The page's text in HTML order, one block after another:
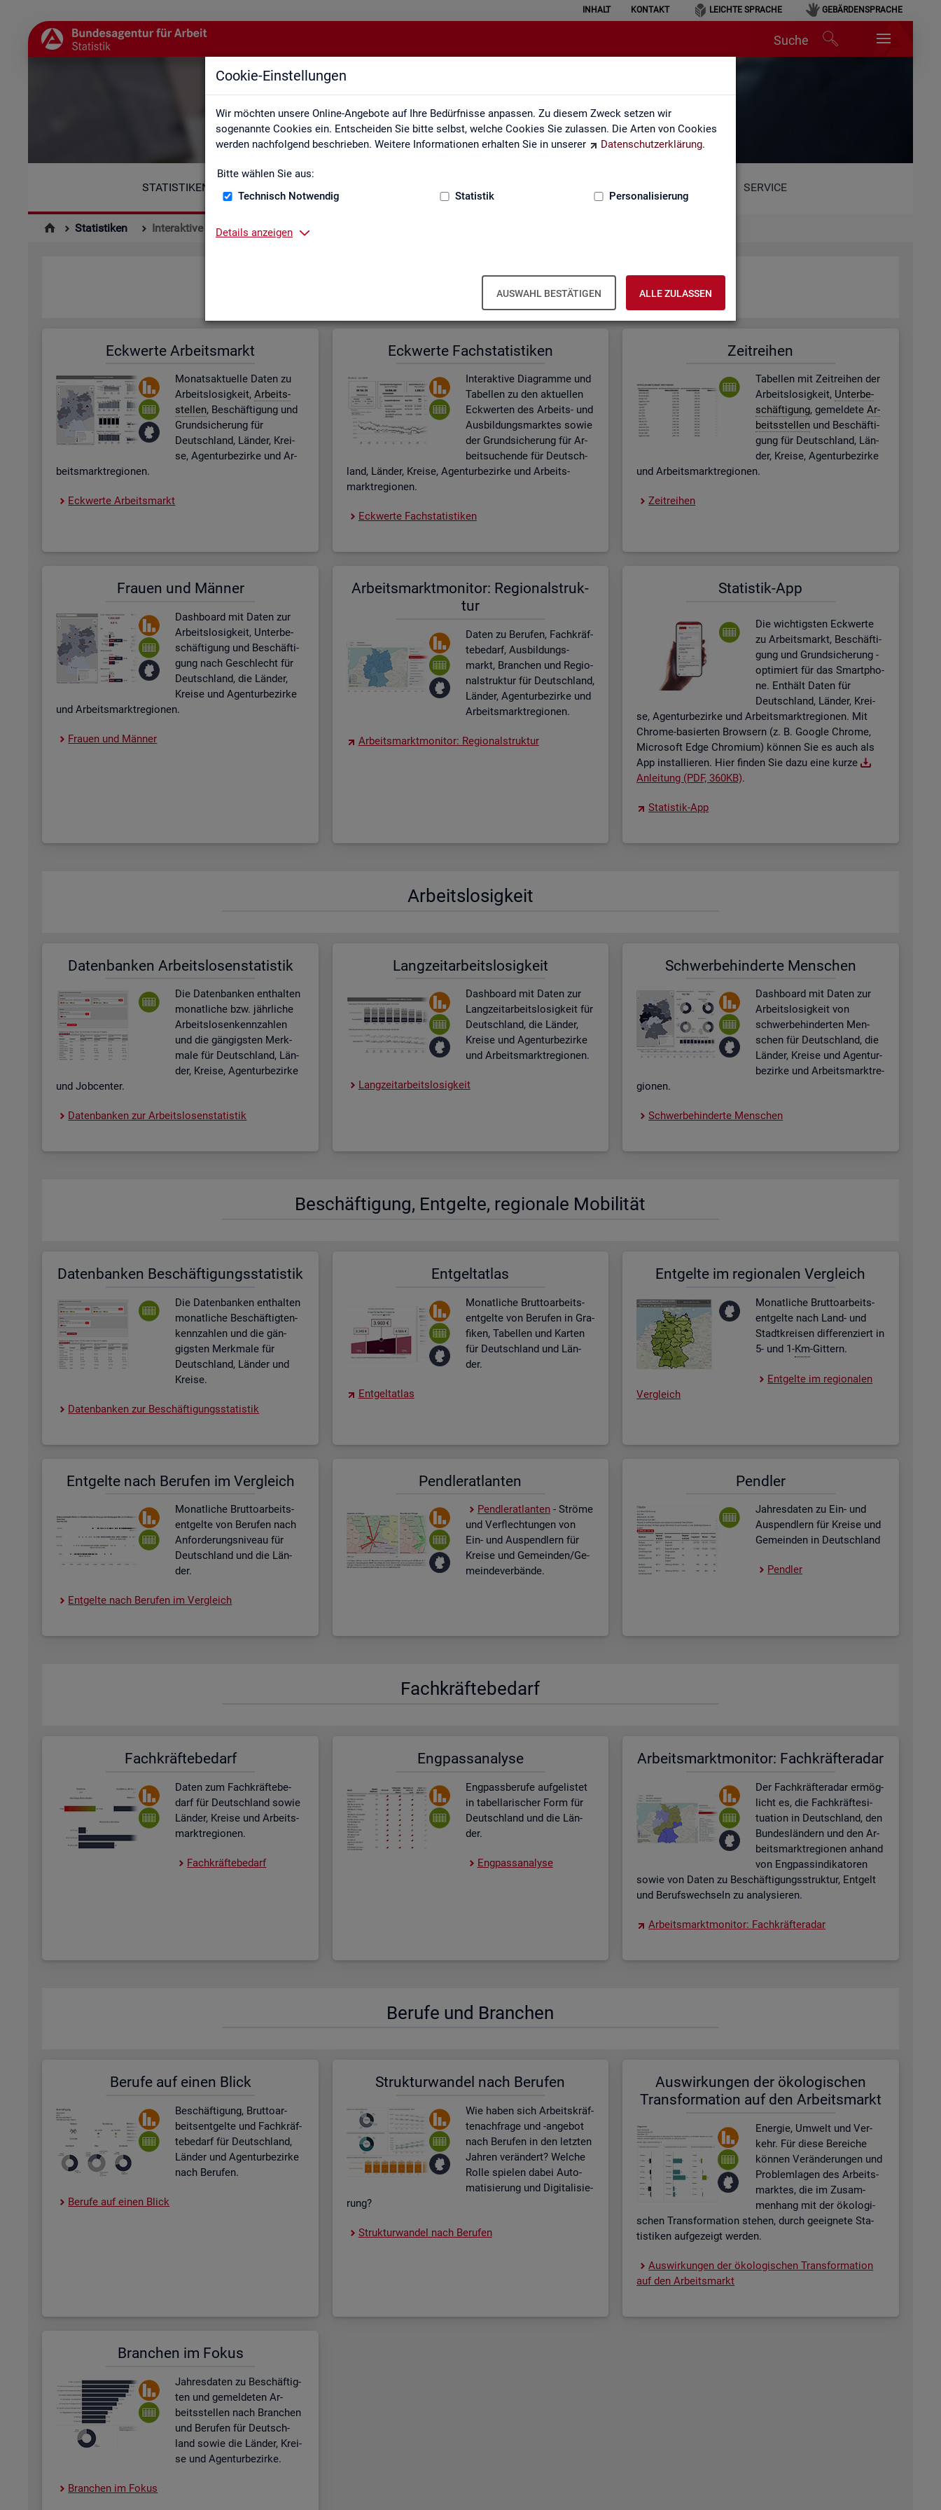
Cookie-Einstellungen
Wir möchten unsere Online-Angebote auf Ihre Bedürfnisse anpassen. Zu diesem Zweck setzen wir
sogenannte Cookies ein. Entscheiden Sie bitte selbst, welche Cookies Sie zulassen. Die Arten von Cookies
werden nachfolgend beschrieben. Weitere Informationen erhalten Sie in unserer
Datenschutzerklärung.
Bitte wählen Sie aus:
Technisch Notwendig
Statistik Personalisierung
Details anzeigen
AUSWAHL BESTÄTIGEN ALLE ZULASSEN
INHALT KONTAKT LEICHTE SPRACHE GEBÄRDENSPRACHE
Suche
Interaktive Statistiken
STATISTIKEN SERVICE
Statistiken Interaktive Statistiken
Ar­beits­markt im Über­blick
Eck­wer­te Ar­beits­markt
Mo­nats­ak­tu­el­le Daten zu
Ar­beits­lo­sig­keit,Ar­beits­
stel­len, Be­schäf­ti­gung und
Grund­si­che­rung für
Deutsch­land, Län­der, Krei­
se, Agen­tur­be­zir­ke und Ar­
beits­markt­re­gio­nen.
Eck­wer­te Ar­beits­markt
Eck­wer­te Fach­sta­tis­ti­ken
In­ter­ak­ti­ve Dia­gram­me und
Ta­bel­len zu den ak­tu­el­len
Eck­wer­ten des Ar­beits- und
Aus­bil­dungs­mark­tes sowie
der Grund­si­che­rung für Ar­
beit­su­chen­de für Deutsch­
land, Län­der, Krei­se, Agen­tur­be­zir­ke und Ar­beits­
markt­re­gio­nen.
Eck­wer­te Fach­sta­tis­ti­ken
Zeit­rei­hen
Ta­bel­len mit Zeit­rei­hen der
Ar­beits­lo­sig­keit, Un­ter­be­
schäf­ti­gung, ge­mel­de­teAr­
beits­stel­len und Be­schäf­ti­
gung für Deutsch­land, Län­
der, Krei­se, Agen­tur­be­zir­ke
und Ar­beits­markt­re­gio­nen.
Zeit­rei­hen
Frau­en und Män­ner
Dash­board mit Daten zur
Ar­beits­lo­sig­keit, Un­ter­be­
schäf­ti­gung und Be­schäf­ti­
gung nach Ge­schlecht für
Deutsch­land, die Län­der,
Krei­se und Agen­tur­be­zir­ke
und Ar­beits­markt­re­gio­nen.
Frau­en und Män­ner
Ar­beits­markt­mo­ni­tor: Re­gio­nal­struk­
tur
Daten zu Be­ru­fen, Fach­kräf­
te­be­darf, Aus­bil­dungs­
markt, Bran­chen und Re­gio­
nal­struk­tur für Deutsch­land,
Län­der, Agen­tur­be­zir­ke und
Ar­beits­markt­re­gio­nen.
Ar­beits­markt­mo­ni­tor: Re­gio­nal­struk­tur
Sta­tis­tik-App
Die wich­tigs­ten Eck­wer­te
zu Ar­beits­markt, Be­schäf­ti­
gung und Grund­si­che­rung -
op­ti­miert für das Smart­pho­
ne. Ent­hält Daten für
Deutsch­land, Län­der, Krei­
se, Agen­tur­be­zir­ke und Ar­beits­markt­re­gio­nen. Mit
Chro­me-ba­sier­ten Brow­sern (z. B. Goog­le Chro­me,
Mi­cro­soft Edge Chro­mi­um) kön­nen Sie es auch als
App in­stal­lie­ren. Hier fin­den Sie dazu eine kurze
An­lei­tung (PDF, 360KB).
Sta­tis­tik-App
Ar­beits­lo­sig­keit
Da­ten­ban­ken Ar­beits­lo­sen­sta­tis­tik
Die Da­ten­ban­ken ent­hal­ten
mo­nat­li­che bzw. jähr­li­che
Ar­beits­lo­sen­kenn­zah­len
und die gän­gigs­ten Merk­
ma­le für Deutsch­land, Län­
der, Krei­se, Agen­tur­be­zir­ke
und Job­cen­ter.
Da­ten­ban­ken zur Ar­beits­lo­sen­sta­tis­tik
Lang­zeit­ar­beits­lo­sig­keit
Dash­boardmit Daten zur
Lang­zeit­ar­beits­lo­sig­keit für
Deutsch­land, die Län­der,
Krei­se und Agen­tur­be­zir­ke
und Ar­beits­markt­re­gio­nen.
Lang­zeit­ar­beits­lo­sig­keit
Schwer­be­hin­der­te Men­schen
Dash­board mit Daten zur
Ar­beits­lo­sig­keit von
schwer­be­hin­der­ten Men­
schen für Deutsch­land, die
Län­der, Krei­se und Agen­tur­
be­zir­ke und Ar­beits­markt­re­
gio­nen.
Schwer­be­hin­der­te Men­schen
Be­schäf­ti­gung, Ent­gel­te, re­gio­na­le Mo­bi­li­tät
Da­ten­ban­ken Be­schäf­ti­gungs­sta­tis­tik
Die Da­ten­ban­ken ent­hal­ten
mo­nat­li­che Be­schäf­tig­ten­
kenn­zah­len und die gän­
gigs­ten Merk­ma­le für
Deutsch­land, Län­der und
Krei­se.
Da­ten­ban­ken zur Be­schäf­ti­gungs­sta­tis­tik
Ent­gel­t­at­las
Mo­nat­li­che Brut­to­ar­beits­
ent­gel­te von Be­ru­fen in Gra­
fi­ken, Ta­bel­len und Kar­ten
für Deutsch­land und Län­
der.
Ent­gel­t­at­las
Ent­gel­te im re­gio­na­len Ver­gleich
Mo­nat­li­che Brut­to­ar­beits­
ent­gel­te nach Land- und
Stadt­krei­sen dif­fe­ren­ziert in
5- und 1-Km-Git­tern.
Ent­gel­te im re­gio­na­len
Ver­gleich
Ent­gel­te nach Be­ru­fen im Ver­gleich
Mo­nat­li­che Brut­to­ar­beits­
ent­gel­te von Be­ru­fen nach
An­for­de­rungs­ni­veau für
Deutsch­land und die Län­
der.
Ent­gel­te nach Be­ru­fen im Ver­gleich
Pend­ler­at­lan­ten
Pend­ler­at­lan­ten- Strö­me
und Ver­flech­tun­gen von
Ein- und Aus­pend­lern für
Krei­se und Ge­mein­den/Ge­
mein­de­ver­bän­de.
Pend­ler
Jah­res­da­ten zu Ein- und
Aus­pend­lern für Krei­se und
Ge­mein­den in Deutsch­land
Pend­ler
Fach­kräf­te­be­darf
Fach­kräf­te­be­darf
Daten zum Fach­kräf­te­be­
darf für Deutsch­land sowie
Län­der, Krei­se und Ar­beits­
markt­re­gio­nen.
Fach­kräf­te­be­darf
Eng­pass­ana­ly­se
Eng­pass­be­ru­fe auf­ge­lis­tet
in ta­bel­la­ri­scher Form für
Deutsch­land und die Län­
der.
Eng­pass­ana­ly­se
Ar­beits­markt­mo­ni­tor: Fach­kräf­te­ra­dar
Der Fach­kräf­te­ra­dar er­mög­
licht es, die Fach­kräf­te­si­
tua­ti­on in Deutsch­land, den
Bun­des­län­dern und den Ar­
beits­markt­re­gio­nen an­hand
von Eng­pas­sin­di­ka­to­ren
sowie von Daten zu Be­schäf­ti­gungs­struk­tur, Ent­gelt
und Be­rufs­wech­seln zu ana­ly­sie­ren.
Ar­beits­markt­mo­ni­tor: Fach­kräf­te­ra­dar
Be­ru­fe und Bran­chen
Be­ru­fe auf einen Blick
Be­schäf­ti­gung, Brut­to­ar­
beits­ent­gel­te und Fach­kräf­
te­be­darf für Deutsch­land,
Län­der und Agen­tur­be­zir­ke
nach Be­ru­fen.
Be­ru­fe auf einen Blick
Struk­tur­wan­del nach Be­ru­fen
Wie haben sich Ar­beits­kräf­
te­nach­fra­ge und -an­ge­bot
nach Be­ru­fen in den letz­ten
Jah­ren ver­än­dert? Wel­che
Rolle spie­len dabei Au­to­
ma­ti­sie­rung und Di­gi­ta­li­sie­
rung?
Struk­tur­wan­del nach Be­ru­fen
Aus­wir­kun­gen der öko­lo­gi­schen
Trans­for­ma­ti­on auf den Ar­beits­markt
En­er­gie, Um­welt und Ver­
kehr. Für diese Be­rei­che
kön­nen Ver­än­de­run­gen und
Pro­blem­la­gen des Ar­beits­
mark­tes, die im Zu­sam­
men­hang mit der öko­lo­gi­
schen Trans­for­ma­ti­on ste­hen, durch ge­eig­ne­te Sta­
tis­ti­ken auf­ge­zeigt wer­den.
Aus­wir­kun­gen der öko­lo­gi­schen Trans­for­ma­ti­on
auf den Ar­beits­markt
Bran­chen im Fokus
Jah­res­da­ten zu Be­schäf­tig­
ten und ge­mel­de­ten Ar­
beits­stel­len nach Bran­chen
und Be­ru­fen für Deutsch­
land sowie die Län­der, Krei­
se und Agen­tur­be­zir­ke.
Bran­chen im Fokus